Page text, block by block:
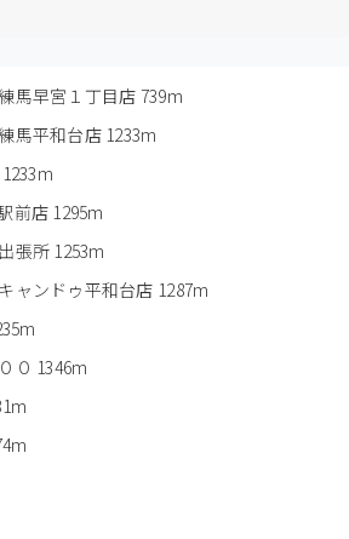
馬早宮１丁目店 739m
馬平和台店 1233m
前店 1295m
張所 1253m
ャンドゥ平和台店 1287m
０ 1346m